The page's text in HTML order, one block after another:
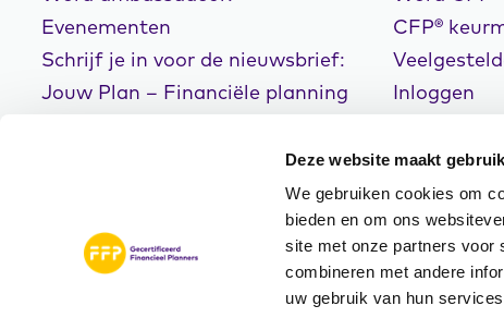
Deze website maakt
We gebruiken cookies om
bieden en om ons
site met onze partners voor
combineren met andere
uw gebruik van hun
Evenementen
Schrijf je in voor de nieuwsbrief:
Jouw Plan – Financiële planning
CFP®
Inloggen
© Copyright 2026
Disclaimer
Algemene Voorwaarden